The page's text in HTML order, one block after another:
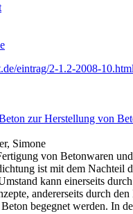
eintrag/2-1.2-2008-10.html
zur Herstellung von
Simone
von Betonwaren
ist mit dem Nachteil
kann einerseits
andererseits durch
begegnet werden. In